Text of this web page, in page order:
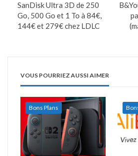
SanDisk Ultra 3D de 250
Go, 500 Go et 1 To à 84€,
144€ et 279€ chez LDLC
VOUS POURRIEZ AUSSI AIMER
Bons Plans